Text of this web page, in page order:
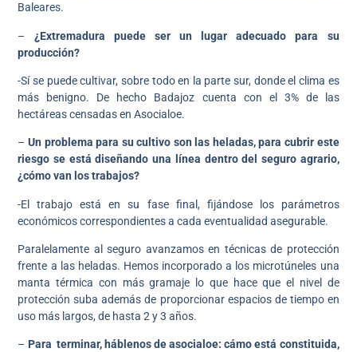
Baleares.
– ¿Extremadura puede ser un lugar adecuado para su
producción?
-Sí se puede cultivar, sobre todo en la parte sur, donde el clima es
más benigno. De hecho Badajoz cuenta con el 3% de las
hectáreas censadas en Asocialoe.
– Un problema para su cultivo son las heladas, para cubrir este
riesgo se está diseñando una línea dentro del seguro agrario,
¿cómo van los trabajos?
-El trabajo está en su fase final, fijándose los parámetros
económicos correspondientes a cada eventualidad asegurable.
Paralelamente al seguro avanzamos en técnicas de protección
frente a las heladas. Hemos incorporado a los microtúneles una
manta térmica con más gramaje lo que hace que el nivel de
protección suba además de proporcionar espacios de tiempo en
uso más largos, de hasta 2 y 3 años.
– Para terminar, háblenos de asocialoe: cámo está constituida,